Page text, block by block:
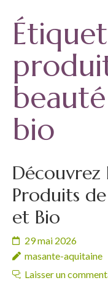
bio
Découvrez
Produits
et Bio
29 mai 2026
masante-aquitaine
Laisser un